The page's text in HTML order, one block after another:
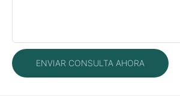
ENVIAR CONSULTA AHORA